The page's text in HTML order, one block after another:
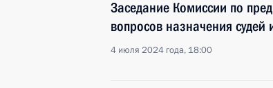
Заседание Комиссии по
вопросов назначения
4 июля 2024 года, 18:00